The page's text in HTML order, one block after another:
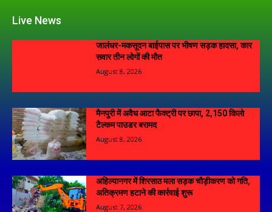
Live News
जालंधर-मकसूदन बाईपास पर भीषण सड़क हादसा, कार
सवार तीन लोगों की मौत
August 8, 2026
मैनपुरी में अवैध आटा फैक्ट्री पर छापा, 2,150 किलो
टैल्कम पाउडर बरामद
August 8, 2026
अहिल्यानगर में शिरसाठ मला सड़क चौड़ीकरण को गति,
अतिक्रमण हटाने की कार्रवाई शुरू
August 7, 2026